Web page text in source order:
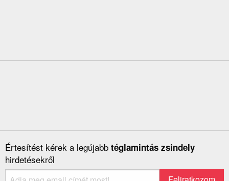
Értesítést kérek a legújabb téglamintás zsindely
hirdetésekről